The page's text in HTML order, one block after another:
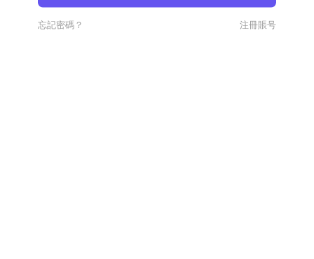
忘記密碼？ 注冊賬号